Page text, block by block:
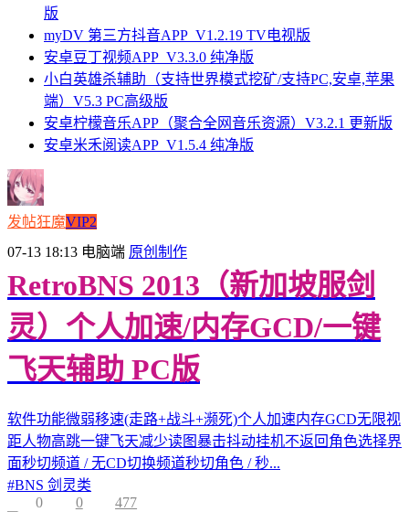
版
myDV 第三方抖音APP_V1.2.19 TV电视版
安卓豆丁视频APP_V3.3.0 纯净版
小白英雄杀辅助（支持世界模式挖矿/支持PC,安卓,苹果
端）V5.3 PC高级版
安卓柠檬音乐APP（聚合全网音乐资源）V3.2.1 更新版
安卓米禾阅读APP_V1.5.4 纯净版
发帖狂魔VIP2
07-13 18:13 电脑端 原创制作
RetroBNS 2013（新加坡服剑
灵）个人加速/内存GCD/一键
飞天辅助 PC版
软件功能微弱移速(走路+战斗+濒死)个人加速内存GCD无限视
距人物高跳一键飞天减少读图暴击抖动挂机不返回角色选择界
面秒切频道 / 无CD切换频道秒切角色 / 秒...
#BNS 剑灵类
0
0 477